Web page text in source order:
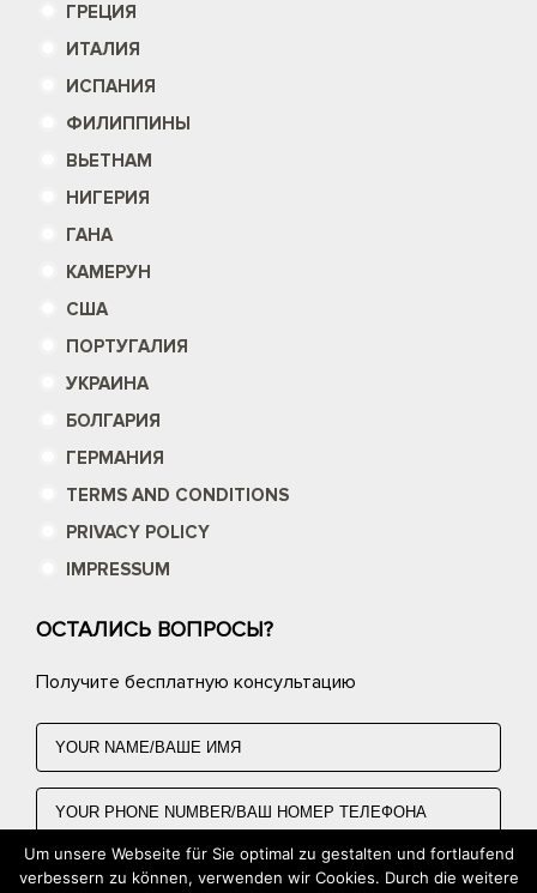
ГРЕЦИЯ
ИТАЛИЯ
ИСПАНИЯ
ФИЛИППИНЫ
ВЬЕТНАМ
НИГЕРИЯ
ГАНА
КАМЕРУН
США
ПОРТУГАЛИЯ
УКРАИНА
БОЛГАРИЯ
ГЕРМАНИЯ
TERMS AND CONDITIONS
PRIVACY POLICY
IMPRESSUM
ОСТАЛИСЬ ВОПРОСЫ?
Получите бесплатную консультацию
Um unsere Webseite für Sie optimal zu gestalten und fortlaufend
verbessern zu können, verwenden wir Cookies. Durch die weitere